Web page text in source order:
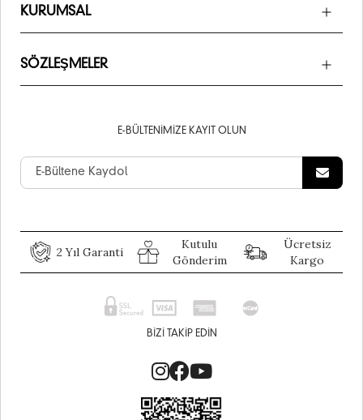
KURUMSAL
SÖZLEŞMELER
E-BÜLTENIMIZE KAYIT OLUN
2 Yıl Garanti
Kutulu
Gönderim
Ücretsiz
Kargo
BIZI TAKIP EDIN